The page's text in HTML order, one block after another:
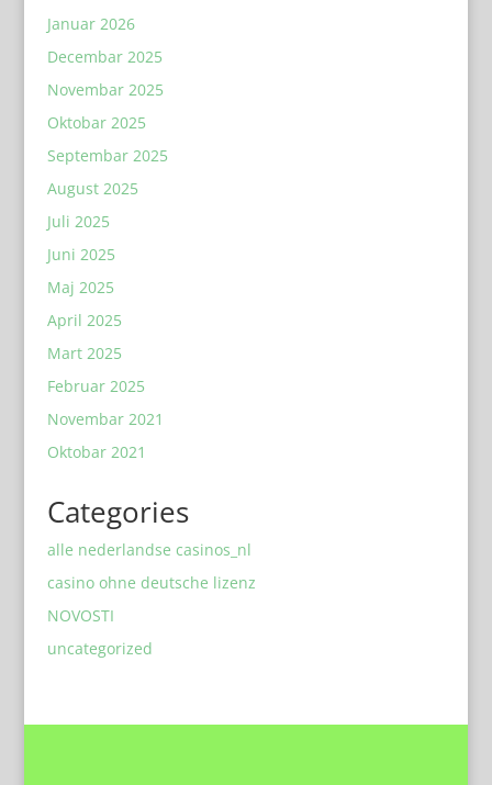
Januar 2026
Decembar 2025
Novembar 2025
Oktobar 2025
Septembar 2025
August 2025
Juli 2025
Juni 2025
Maj 2025
April 2025
Mart 2025
Februar 2025
Novembar 2021
Oktobar 2021
Categories
alle nederlandse casinos_nl
casino ohne deutsche lizenz
NOVOSTI
uncategorized